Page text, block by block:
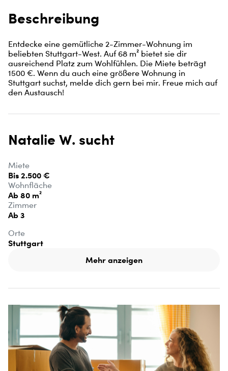
Beschreibung
Entdecke eine gemütliche 2-Zimmer-Wohnung im
beliebten Stuttgart-West. Auf 68 m² bietet sie dir
ausreichend Platz zum Wohlfühlen. Die Miete beträgt
1500 €. Wenn du auch eine größere Wohnung in
Stuttgart suchst, melde dich gern bei mir. Freue mich auf
den Austausch!
Natalie W. sucht
Miete
Bis 2.500 €
Wohnfläche
Ab 80 m²
Zimmer
Ab 3
Orte
Stuttgart
Mehr anzeigen